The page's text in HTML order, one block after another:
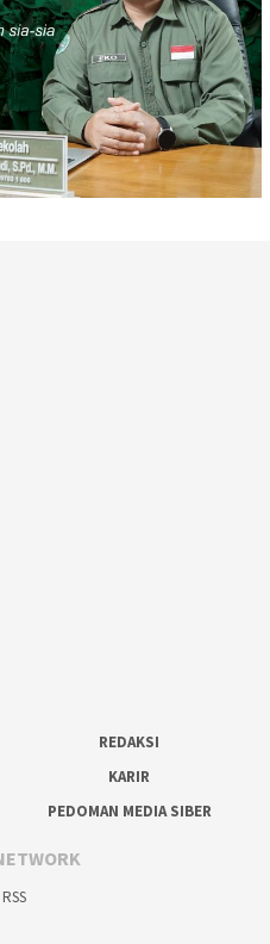
REDAKSI
KARIR
PEDOMAN MEDIA SIBER
RSS